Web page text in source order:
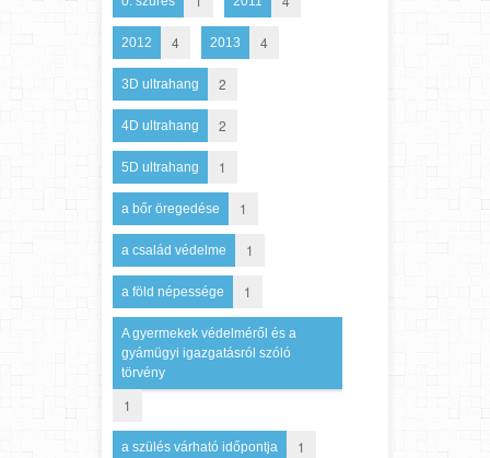
2012 4 2013 4
3D ultrahang 2
4D ultrahang 2
5D ultrahang 1
a bőr öregedése 1
a család védelme 1
a föld népessége 1
A gyermekek védelméről és a
gyámügyi igazgatásról szóló
törvény
1
a szülés várható időpontja 1